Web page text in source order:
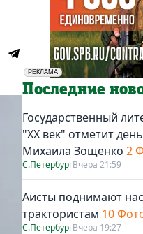
РЕКЛАМА
Социальная реклама
Последние
Государственный
"ХХ век" отметит
Михаила Зощенко 2
С.ПетербургВчера 21:59
Аисты поднимают
трактористам 10
С.ПетербургВчера 19:27